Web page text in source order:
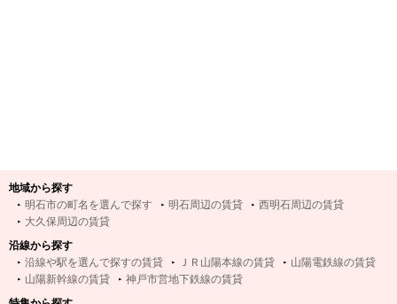
地域から探す
明石市の町名を選んで探す
明石周辺の賃貸
西明石周辺の賃貸
大久保周辺の賃貸
沿線から探す
沿線や駅を選んで探すの賃貸
ＪＲ山陽本線の賃貸
山陽電鉄線の賃貸
山陽新幹線の賃貸
神戸市営地下鉄線の賃貸